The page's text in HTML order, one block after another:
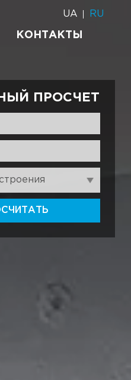
UA RU
КОНТАКТЫ
ПРОСЧЕТ